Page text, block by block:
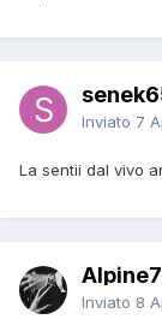
Inviato 7
La sentii dal vivo
Inviato 8